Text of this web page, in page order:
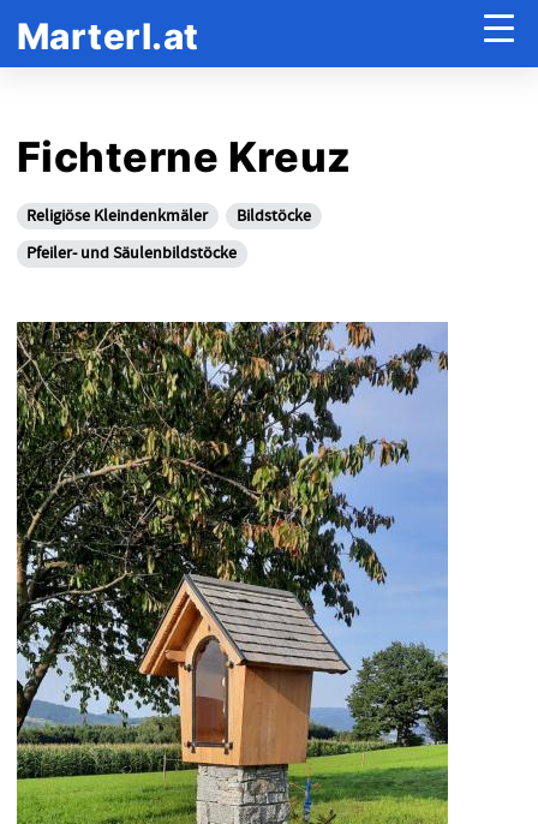
Marterl.at
Fichterne Kreuz
Religiöse Kleindenkmäler
Bildstöcke
Pfeiler- und Säulenbildstöcke